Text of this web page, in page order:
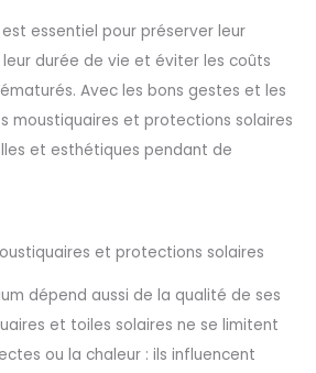
essentiel pour préserver leur
durée de vie et éviter les coûts
Avec les bons gestes et les
moustiquaires et protections solaires
et esthétiques pendant de
et protections solaires
dépend aussi de la qualité de ses
et toiles solaires ne se limitent
ou la chaleur : ils influencent